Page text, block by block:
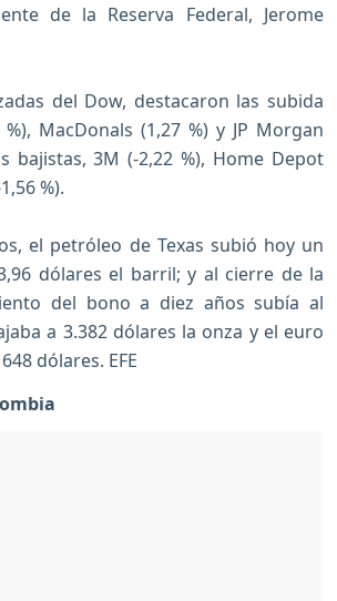
de la Reserva Federal, Jerome
del Dow, destacaron las subida
MacDonals (1,27 %) y JP Morgan
bajistas, 3M (-2,22 %), Home Depot
%).
el petróleo de Texas subió hoy un
dólares el barril; y al cierre de la
del bono a diez años subía al
a 3.382 dólares la onza y el euro
dólares. EFE